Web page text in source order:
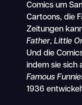
Comics um
Cartoons, die
Zeitungen
Father, Little
Und die
indem sie sich
Famous
1936